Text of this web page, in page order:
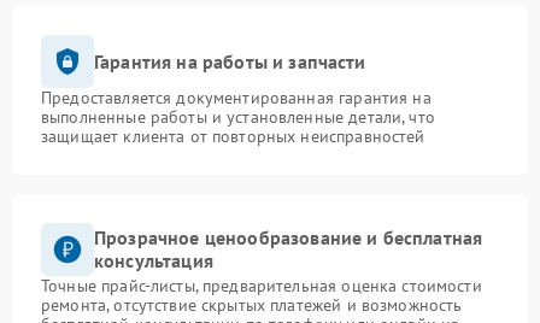
Гарантия на работы и запчасти
Предоставляется документированная гарантия на
выполненные работы и установленные детали, что
защищает клиента от повторных неисправностей
Прозрачное ценообразование и бесплатная
консультация
Точные прайс-листы, предварительная оценка стоимости
ремонта, отсутствие скрытых платежей и возможность